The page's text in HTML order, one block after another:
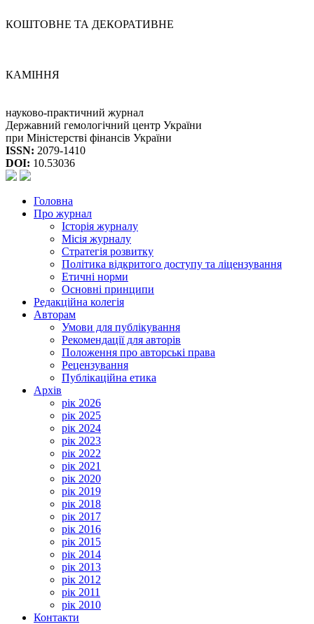
КОШТОВНЕ ТА ДЕКОРАТИВНЕ
КАМІННЯ
науково-практичний журнал
Державний гемологічний центр України
при Міністерстві фінансів України
ISSN: 2079-1410
DOI: 10.53036
Головна
Про журнал
Історія журналу
Місія журналу
Стратегія розвитку
Політика відкритого доступу та ліцензування
Етичні норми
Основні принципи
Редакційна колегія
Авторам
Умови для публікування
Рекомендації для авторів
Положення про авторські права
Рецензування
Публікаційна етика
Архів
рік 2026
рік 2025
рік 2024
рік 2023
рік 2022
рік 2021
рік 2020
рік 2019
рік 2018
рік 2017
рік 2016
рік 2015
рік 2014
рік 2013
рік 2012
рік 2011
рік 2010
Контакти